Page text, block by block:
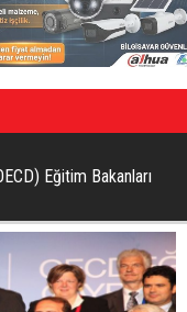
Eğitim Bakanları